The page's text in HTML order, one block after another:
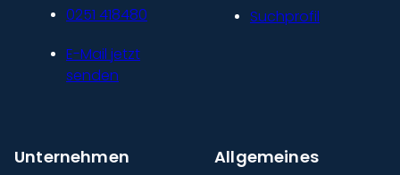
0251 418480
E-Mail jetzt
senden
Suchprofil
Unternehmen Allgemeines